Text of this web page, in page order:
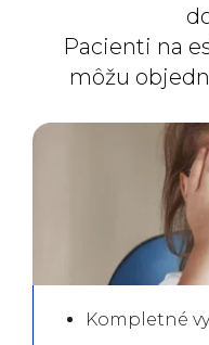
Pacienti na
môžu
Kompletné